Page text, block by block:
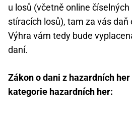
u losů (včetně online
stíracích losů), tam za vás
Výhra vám tedy bude
daní.
Zákon o dani z hazardních
kategorie hazardních her: